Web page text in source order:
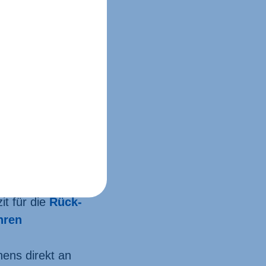
der Zeitraum
am
führen würde,
für
für dieRück­
direkt an